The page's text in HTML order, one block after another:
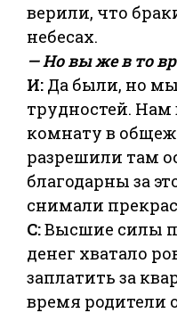
верили, что
небесах.
— Но вы же в то
И: Да были, но
трудностей.
комнату в
разрешили там
благодарны за
снимали
С:Высшие силы
денег хватало
заплатить за
время родители